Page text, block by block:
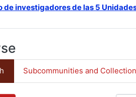
de investigadores de las 5
Subcommunities and